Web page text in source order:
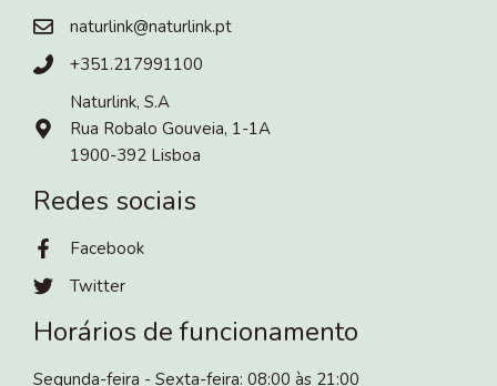
naturlink@naturlink.pt
+351.217991100
Naturlink, S.A
Rua Robalo Gouveia, 1-1A
1900-392 Lisboa
Redes sociais
Facebook
Twitter
Horários de funcionamento
Segunda-feira - Sexta-feira: 08:00 às 21:00